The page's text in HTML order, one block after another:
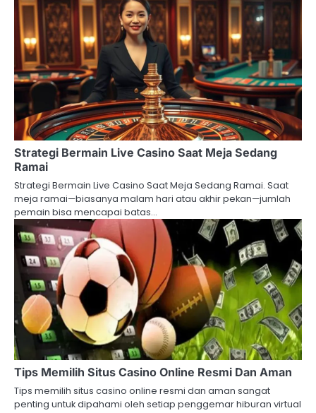
Strategi Bermain Live Casino Saat Meja Sedang
Ramai
Strategi Bermain Live Casino Saat Meja Sedang Ramai. Saat
meja ramai—biasanya malam hari atau akhir pekan—jumlah
pemain bisa mencapai batas…
Tips Memilih Situs Casino Online Resmi Dan Aman
Tips memilih situs casino online resmi dan aman sangat
penting untuk dipahami oleh setiap penggemar hiburan virtual